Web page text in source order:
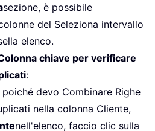
sezione, è possibile
del Seleziona intervallo
elenco.
chiave per verificare
:
devo Combinare Righe
nella colonna Cliente,
nell'elenco, faccio clic sulla